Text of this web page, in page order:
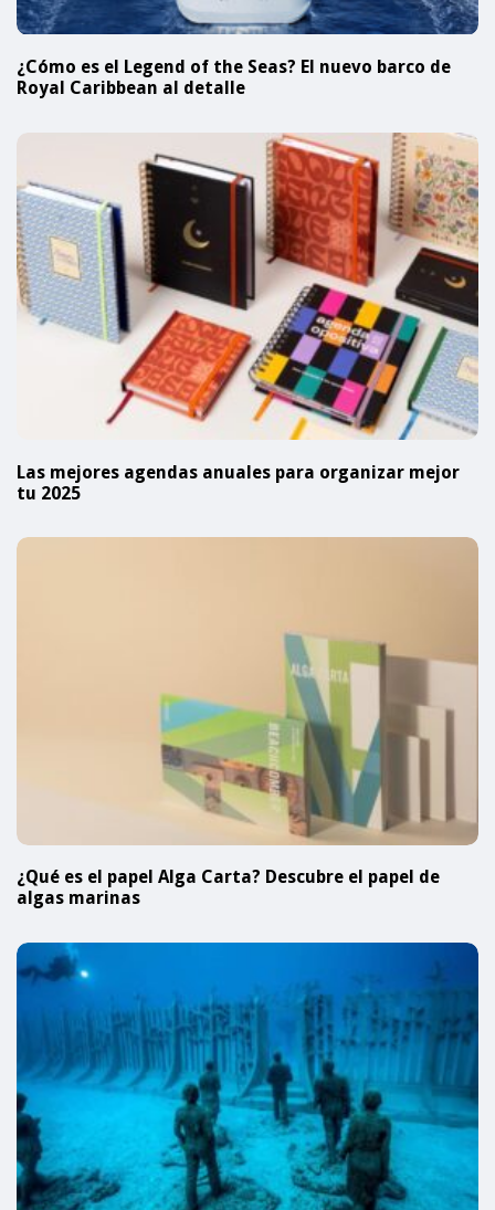
¿Cómo es el Legend of the Seas? El nuevo barco de
Royal Caribbean al detalle
Las mejores agendas anuales para organizar mejor
tu 2025
¿Qué es el papel Alga Carta? Descubre el papel de
algas marinas